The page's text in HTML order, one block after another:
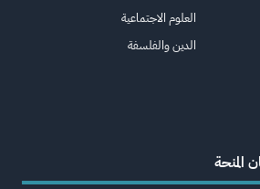
العلوم الاجتماعية
الدين والفلسفة